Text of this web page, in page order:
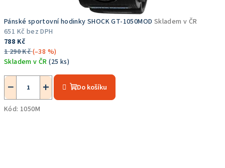
Pánské sportovní hodinky SHOCK GT-1050MOD Skladem v ČR
651 Kč bez DPH
788 Kč
1 290 Kč(–38 %)
Skladem v ČR(25 ks)
hodnocení
produktu
je
5,0
+
− Do košíku
Kód: 1050M